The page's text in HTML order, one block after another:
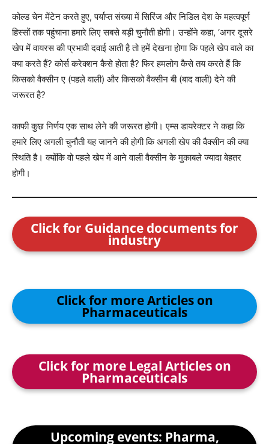
कोल्ड चेन मेंटेन करते हुए, पर्याप्त संख्या में सिरिंज और निडिल देश के महत्वपूर्ण
हिस्सों तक पहुंचाना हमारे लिए सबसे बड़ी चुनौती होगी। उन्होंने कहा, ‘अगर दूसरे
खेप में वायरस की प्रभावी दवाई आती है तो हमें देखना होगा कि पहले खेप वाले का
क्या करते हैं? कोर्स करेक्शन कैसे होता है? फिर हमलोग कैसे तय करते हैं कि
किसको वैक्सीन ए (पहले वाली) और किसको वैक्सीन बी (बाद वाली) देने की
जरूरत है?
काफी कुछ निर्णय एक साथ लेने की जरूरत होगी। एम्स डायरेक्टर ने कहा कि
हमारे लिए अगली चुनौती यह जानने की होगी कि अगली खेप की वैक्सीन की क्या
स्थिति है। क्योंकि वो पहले खेप में आने वाली वैक्सीन के मुकाबले ज्यादा बेहतर
होगी।
Click for Guidance documents for
industry
Click for more Articles on
Pharmaceuticals
Click for more Legal Articles on
Pharmaceuticals
Upcoming events: Pharma,